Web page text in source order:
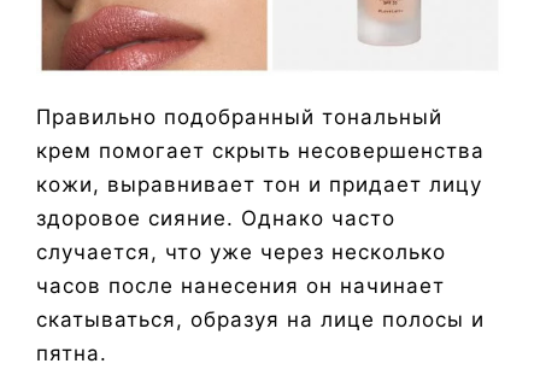
Правильно подобранный тональный
крем помогает скрыть несовершенства
кожи, выравнивает тон и придает лицу
здоровое сияние. Однако часто
случается, что уже через несколько
часов после нанесения он начинает
скатываться, образуя на лице полосы и
пятна.